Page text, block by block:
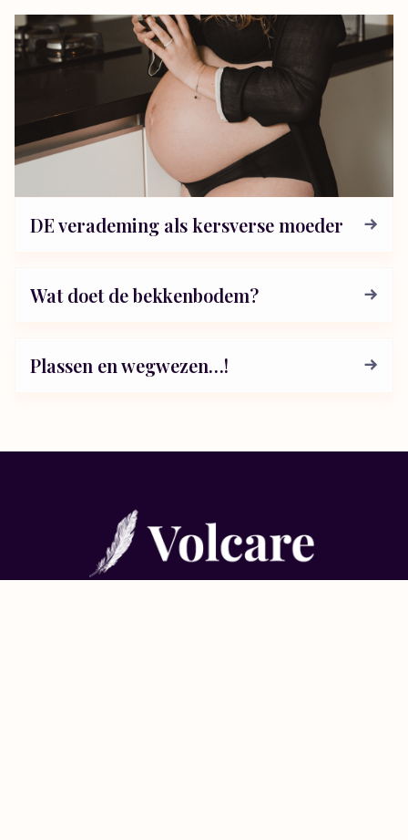
DE verademing als kersverse moeder
Wat doet de bekkenbodem?
Plassen en wegwezen…!